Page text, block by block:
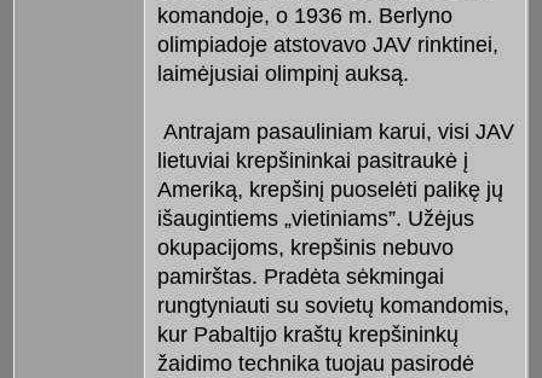
komandoje, o 1936 m. Berlyno
olimpiadoje atstovavo JAV rinktinei,
laimėjusiai olimpinį auksą.
Antrajam pasauliniam karui, visi JAV
lietuviai krepšininkai pasitraukė į
Ameriką, krepšinį puoselėti palikę jų
išaugintiems „vietiniams”. Užėjus
okupacijoms, krepšinis nebuvo
pamirštas. Pradėta sėkmingai
rungtyniauti su sovietų komandomis,
kur Pabaltijo kraštų krepšininkų
žaidimo technika tuojau pasirodė